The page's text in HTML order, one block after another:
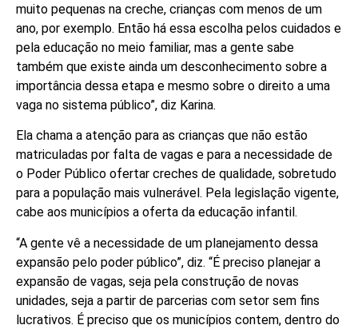
muito pequenas na creche, crianças com menos de um
ano, por exemplo. Então há essa escolha pelos cuidados e
pela educação no meio familiar, mas a gente sabe
também que existe ainda um desconhecimento sobre a
importância dessa etapa e mesmo sobre o direito a uma
vaga no sistema público”, diz Karina.
Ela chama a atenção para as crianças que não estão
matriculadas por falta de vagas e para a necessidade de
o Poder Público ofertar creches de qualidade, sobretudo
para a população mais vulnerável. Pela legislação vigente,
cabe aos municípios a oferta da educação infantil.
“A gente vê a necessidade de um planejamento dessa
expansão pelo poder público”, diz. “É preciso planejar a
expansão de vagas, seja pela construção de novas
unidades, seja a partir de parcerias com setor sem fins
lucrativos. É preciso que os municípios contem, dentro do